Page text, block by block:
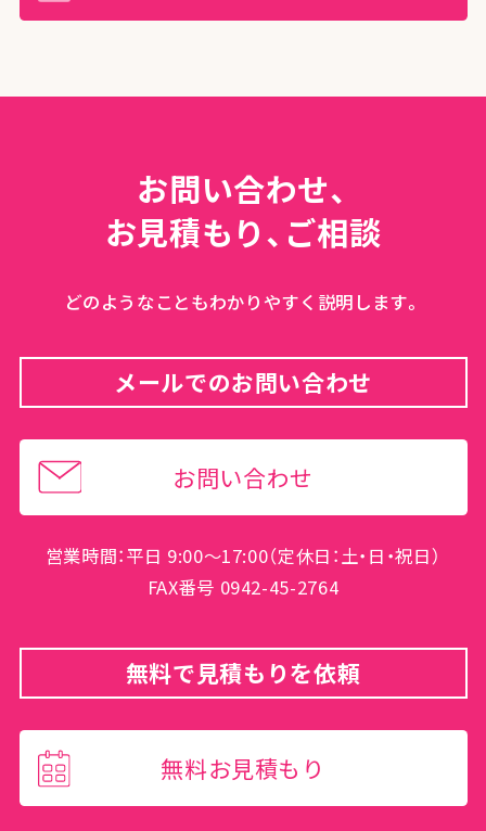
お問い合わせ、
お見積もり、ご相談
どのようなこともわかりやすく説明します。
メールでのお問い合わせ
お問い合わせ
営業時間：平日 9:00～17:00（定休日：土・日・祝日）
FAX番号 0942-45-2764
無料で見積もりを依頼
無料お見積もり